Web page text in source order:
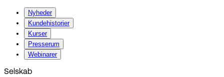
Nyheder
Kundehistorier
Kurser
Presserum
Webinarer
Selskab